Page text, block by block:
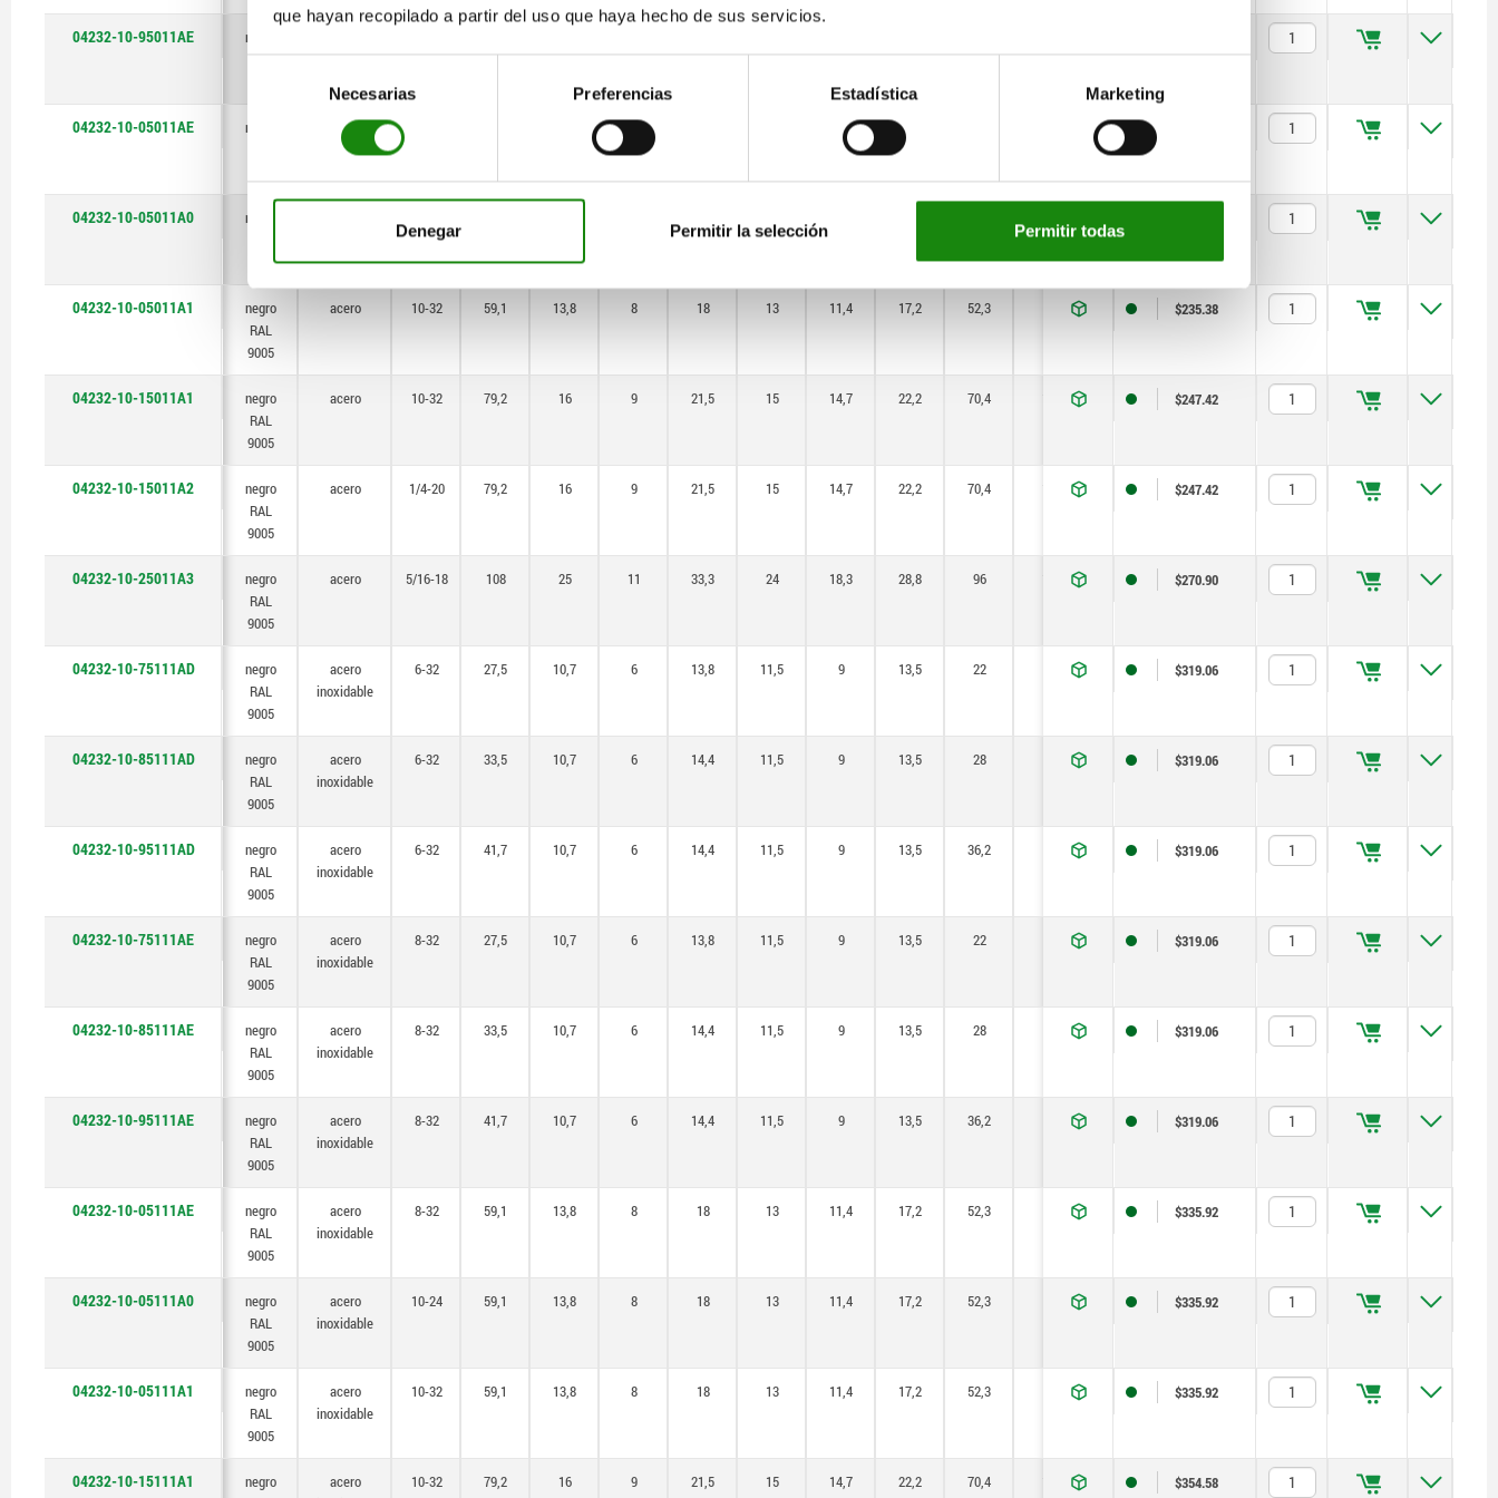
que hayan recopilado a partir del uso que haya hecho de sus servicios.
consentimiento
Necesarias Preferencias Estadística Marketing
Denegar Permitir la selección Permitir todas
04232-10-95011AE
negro
RAL
04232-10-05011AE
negro
acero 11,4 17,2
04232-10-05011A0
negro
9005
04232-10-05011A1
negro
RAL
9005
acero 10-32 59,1 13,8 8 18 13 11,4 17,2 52,3 2,5 $235.38
04232-10-15011A1
negro
RAL
9005
acero 10-32 79,2 16 9 21,5 15 14,7 22,2 70,4 4 $247.42
04232-10-15011A2
negro
RAL
9005
acero 1/4-20 79,2 16 9 21,5 15 14,7 22,2 70,4 4 $247.42
04232-10-25011A3
negro
RAL
9005
acero 5/16-18 108 25 11 33,3 24 18,3 28,8 96 8 $270.90
04232-10-75111AD
negro
RAL
9005
acero
inoxidable
6-32 27,5 10,7 6 13,8 11,5 9 13,5 22 0,5 $319.06
04232-10-85111AD
negro
RAL
9005
acero
inoxidable
6-32 33,5 10,7 6 14,4 11,5 9 13,5 28 0,6 $319.06
04232-10-95111AD
negro
RAL
9005
acero
inoxidable
6-32 41,7 10,7 6 14,4 11,5 9 13,5 36,2 1,5 $319.06
04232-10-75111AE
negro
RAL
9005
acero
inoxidable
8-32 27,5 10,7 6 13,8 11,5 9 13,5 22 0,5 $319.06
04232-10-85111AE
negro
RAL
9005
acero
inoxidable
8-32 33,5 10,7 6 14,4 11,5 9 13,5 28 0,6 $319.06
04232-10-95111AE
negro
RAL
9005
acero
inoxidable
8-32 41,7 10,7 6 14,4 11,5 9 13,5 36,2 1,5 $319.06
04232-10-05111AE
negro
RAL
9005
acero
inoxidable
8-32 59,1 13,8 8 18 13 11,4 17,2 52,3 2,5 $335.92
04232-10-05111A0
negro
RAL
9005
acero
inoxidable
10-24 59,1 13,8 8 18 13 11,4 17,2 52,3 2,5 $335.92
04232-10-05111A1
negro
RAL
9005
acero
inoxidable
10-32 59,1 13,8 8 18 13 11,4 17,2 52,3 2,5 $335.92
04232-10-15111A1
negro
acero
10-32 79,2 16 9 21,5 15 14,7 22,2 70,4 4 $354.58